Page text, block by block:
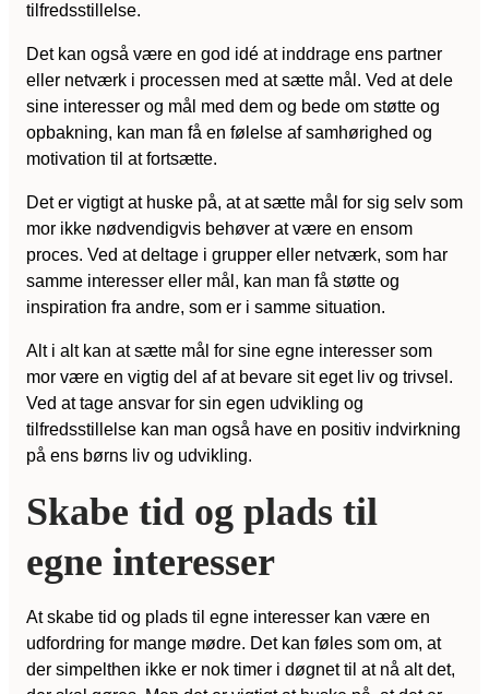
tilfredsstillelse.
Det kan også være en god idé at inddrage ens partner
eller netværk i processen med at sætte mål. Ved at dele
sine interesser og mål med dem og bede om støtte og
opbakning, kan man få en følelse af samhørighed og
motivation til at fortsætte.
Det er vigtigt at huske på, at at sætte mål for sig selv som
mor ikke nødvendigvis behøver at være en ensom
proces. Ved at deltage i grupper eller netværk, som har
samme interesser eller mål, kan man få støtte og
inspiration fra andre, som er i samme situation.
Alt i alt kan at sætte mål for sine egne interesser som
mor være en vigtig del af at bevare sit eget liv og trivsel.
Ved at tage ansvar for sin egen udvikling og
tilfredsstillelse kan man også have en positiv indvirkning
på ens børns liv og udvikling.
Skabe tid og plads til
egne interesser
At skabe tid og plads til egne interesser kan være en
udfordring for mange mødre. Det kan føles som om, at
der simpelthen ikke er nok timer i døgnet til at nå alt det,